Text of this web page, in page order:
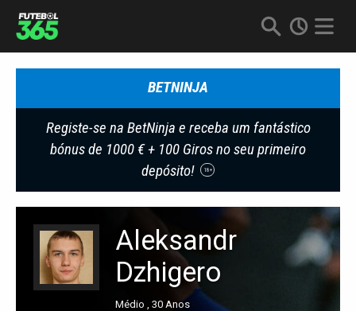
BETNINJA
Registe-se na BetNinja e receba um fantástico
bónus de 1000 € + 100 Giros no seu primeiro
depósito!
18+
Aleksandr
Dzhigero
Médio , 30 Anos